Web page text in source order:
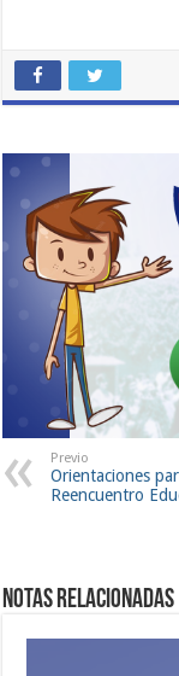
Previo
Orientaciones
Reencuentro
Notas Relacionadas